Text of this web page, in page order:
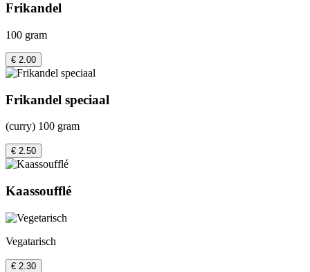
Frikandel
100 gram
€ 2.00
Frikandel speciaal
(curry) 100 gram
€ 2.50
Kaassoufflé
Vegatarisch
€ 2.30